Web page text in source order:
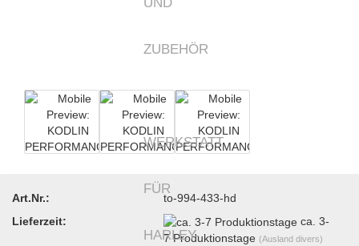
Art.Nr.:
to-994-433-hd
Lieferzeit:
ca. 3-
7 Produktionstage (Ausland divers)